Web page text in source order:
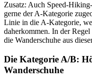
Zusatz: Auch Speed-
gerne der A-Kategorie
Linie in die A-Kategorie,
daherkommen. In der
die Wanderschuhe aus
Die Kategorie A/B:
Wanderschuhe